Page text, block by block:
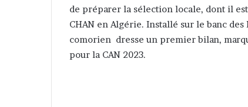
de préparer la sélection locale, dont il
CHAN en Algérie. Installé sur le banc
comorien dresse un premier bilan,
pour la CAN 2023.